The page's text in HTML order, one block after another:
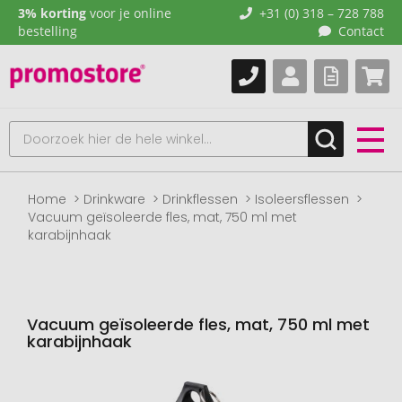
3% korting voor je online
bestelling
+31 (0) 318 – 728 788
Contact
Home Drinkware Drinkflessen
Isoleersflessen
Vacuum geïsoleerde fles, mat, 750 ml met
karabijnhaak
Vacuum geïsoleerde fles, mat, 750 ml met
karabijnhaak